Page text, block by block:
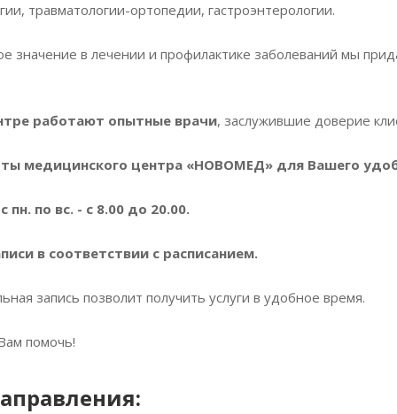
травматологии-ортопедии, гастроэнтерологии.
значение в лечении и профилактике заболеваний мы
работают опытные врачи, заслужившие доверие
медицинского центра «НОВОМЕД» для Вашего
пн. по вс. - с 8.00 до 20.00.
в соответствии с расписанием.
запись позволит получить услуги в удобное время.
помочь!